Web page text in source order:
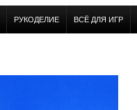
РУКОДЕЛИЕ ВСЁ ДЛЯ ИГР